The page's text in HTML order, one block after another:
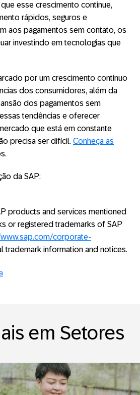
esse crescimento continue,
rápidos, seguros e
aos pagamentos sem contato, os
investindo em tecnologias que
por um crescimento contínuo
dos consumidores, além da
dos pagamentos sem
tendências e oferecer
que está em constante
precisa ser difícil. Conheça as
da SAP:
products and services mentioned
or registered trademarks of SAP
corporate-
trademark information and notices.
em Setores